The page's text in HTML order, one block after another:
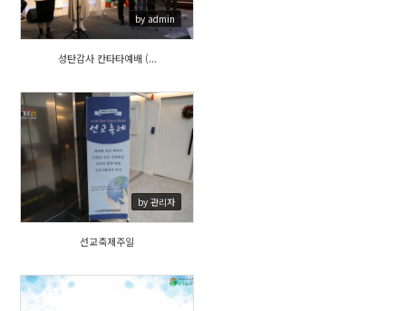
by admin
성탄감사 칸타타예배 (...
by 관리자
438
선교축제주일